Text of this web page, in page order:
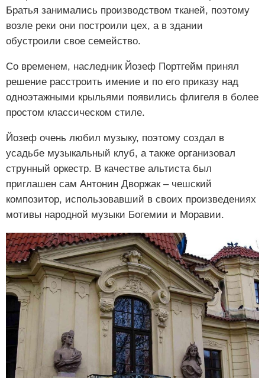
Братья занимались производством тканей, поэтому
возле реки они построили цех, а в здании
обустроили свое семейство.
Со временем, наследник Йозеф Портгейм принял
решение расстроить имение и по его приказу над
одноэтажными крыльями появились флигеля в более
простом классическом стиле.
Йозеф очень любил музыку, поэтому создал в
усадьбе музыкальный клуб, а также организовал
струнный оркестр. В качестве альтиста был
приглашен сам Антонин Дворжак – чешский
композитор, использовавший в своих произведениях
мотивы народной музыки Богемии и Моравии.